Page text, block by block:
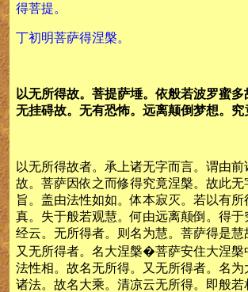
得菩提。
丁初明菩萨得涅槃。
以无所得故。菩提萨埵。依般若波罗蜜多
无挂碍故。无有恐怖。远离颠倒梦想。究
以无所得故者。承上诸无字而言。谓由前
故。菩萨因依之而修得究竟涅槃。故此无
旨。盖由法性如如。体本寂灭。若以有
真。失于般若观慧。何由远离颠倒。得于
经云。无所得者。则名为慧。菩萨得是慧
又无所得者。名大涅槃�菩萨安住大涅
法性相。故名无所得。又无所得者。名为
诸法。故名大乘。清凉云无所得。即般